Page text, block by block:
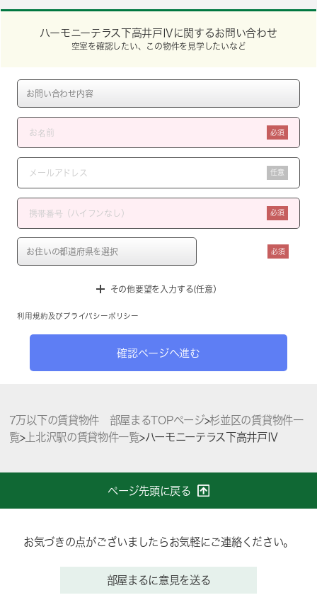
ハーモニーテラス下高井戸Ⅳに関するお問い合わせ
空室を確認したい、この物件を見学したいなど
必須
任意
必須
必須
その他要望を入力する(任意）
利用規約 及び プライバシーポリシー
確認ページへ進む
7万以下の賃貸物件 部屋まるTOPページ>杉並区の賃貸物件一
覧>上北沢駅の賃貸物件一覧>ハーモニーテラス下高井戸Ⅳ
ページ先頭に戻る
お気づきの点がございましたらお気軽にご連絡ください。
部屋まるに意見を送る